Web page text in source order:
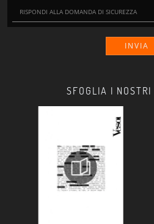
SFOGLIA I NOSTRI
INVIA